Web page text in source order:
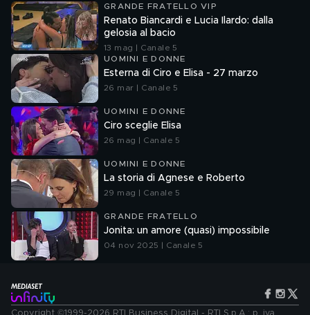
GRANDE FRATELLO VIP
Renato Biancardi e Lucia Ilardo: dalla
gelosia al bacio
13 mag | Canale 5
UOMINI E DONNE
Esterna di Ciro e Elisa - 27 marzo
26 mar | Canale 5
UOMINI E DONNE
Ciro sceglie Elisa
26 mag | Canale 5
UOMINI E DONNE
La storia di Agnese e Roberto
29 mag | Canale 5
GRANDE FRATELLO
Jonita: un amore (quasi) impossibile
04 nov 2025 | Canale 5